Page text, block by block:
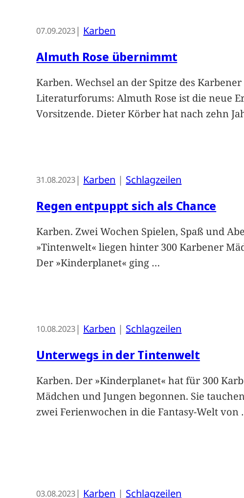
07.09.2023| Karben
Almuth Rose übernimmt
Karben. Wechsel an der Spitze des Karbener
Literaturforums: Almuth Rose ist die neue
Vorsitzende. Dieter Körber hat nach zehn
31.08.2023| Karben | Schlagzeilen
Regen entpuppt sich als Chance
Karben. Zwei Wochen Spielen, Spaß und
»Tintenwelt« liegen hinter 300 Karbener
Der »Kinderplanet« ging …
10.08.2023| Karben | Schlagzeilen
Unterwegs in der Tintenwelt
Karben. Der »Kinderplanet« hat für 300
Mädchen und Jungen begonnen. Sie
zwei Ferienwochen in die Fantasy-Welt von
03.08.2023| Karben | Schlagzeilen